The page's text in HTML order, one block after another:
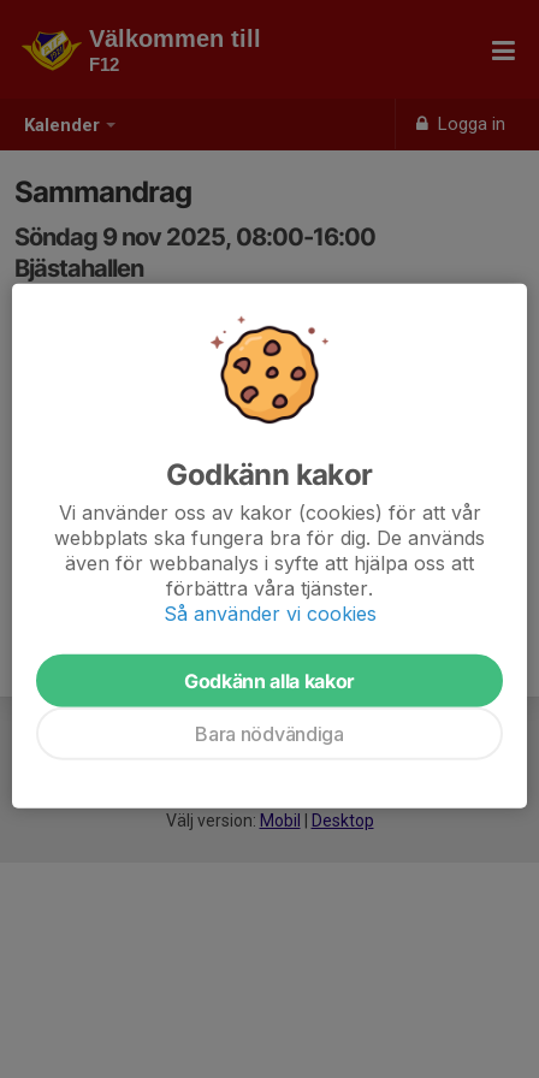
Kalender Logga in
Välkommen till
F12
Sammandrag
Söndag 9 nov 2025, 08:00-16:00
Bjästahallen
Välj version: Mobil Desktop
Godkänn kakor
Vi använder oss av kakor (cookies) för att vår
webbplats ska fungera bra för dig. De används
även för webbanalys i syfte att hjälpa oss att
förbättra våra tjänster.
Så använder vi cookies
Godkänn alla kakor
Bara nödvändiga